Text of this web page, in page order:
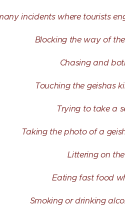
incidents where tourists
Blocking the way of
Chasing and
Touching the geishas
Trying to take a
Taking the photo of a
Littering on
Eating fast food
Smoking or drinking